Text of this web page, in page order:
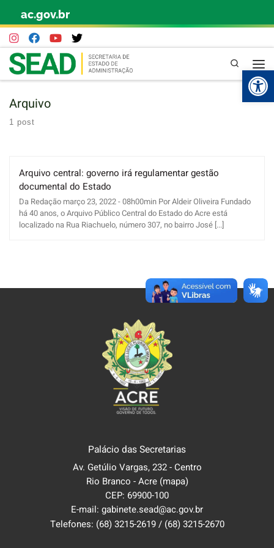
Skip to content
ac.gov.br
Pesquisa
Arquivo
1 post
Arquivo central: governo irá regulamentar gestão
documental do Estado
Da Redação março 23, 2022 - 08h00min Por Aldeir Oliveira Fundado
há 40 anos, o Arquivo Público Central do Estado do Acre está
localizado na Rua Riachuelo, número 307, no bairro José [...]
Palácio das Secretarias
Av. Getúlio Vargas, 232 - Centro
Rio Branco - Acre (mapa)
CEP: 69900-100
E-mail: gabinete.sead@ac.gov.br
Telefones: (68) 3215-2619/ (68) 3215-2670